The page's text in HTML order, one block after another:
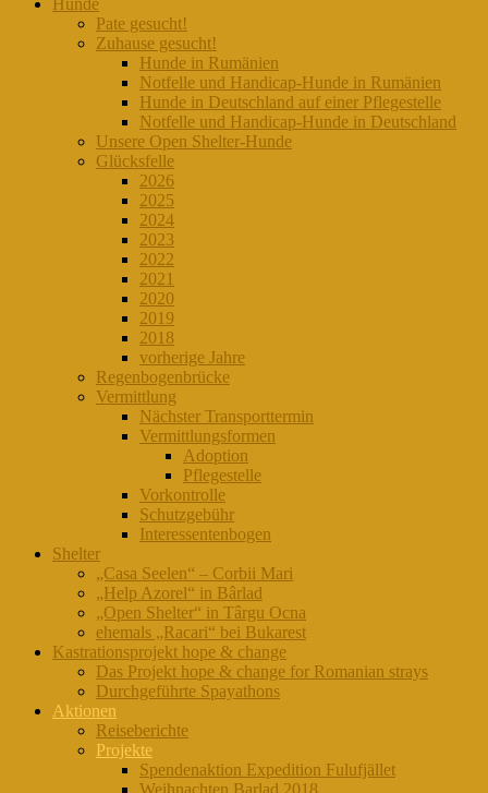
Hunde
Pate gesucht!
Zuhause gesucht!
Hunde in Rumänien
Notfelle und Handicap-Hunde in Rumänien
Hunde in Deutschland auf einer Pflegestelle
Notfelle und Handicap-Hunde in Deutschland
Unsere Open Shelter-Hunde
Glücksfelle
2026
2025
2024
2023
2022
2021
2020
2019
2018
vorherige Jahre
Regenbogenbrücke
Vermittlung
Nächster Transporttermin
Vermittlungsformen
Adoption
Pflegestelle
Vorkontrolle
Schutzgebühr
Interessentenbogen
Shelter
„Casa Seelen“ – Corbii Mari
„Help Azorel“ in Bârlad
„Open Shelter“ in Târgu Ocna
ehemals „Racari“ bei Bukarest
Kastrationsprojekt hope & change
Das Projekt hope & change for Romanian strays
Durchgeführte Spayathons
Aktionen
Reiseberichte
Projekte
Spendenaktion Expedition Fulufjället
Weihnachten Barlad 2018